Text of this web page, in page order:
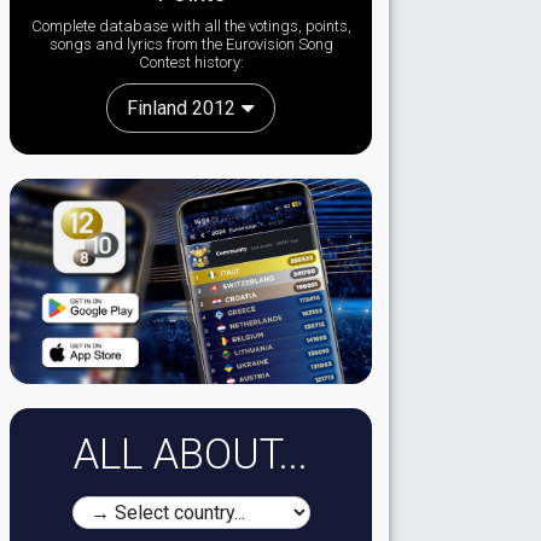
Complete database with all the votings, points,
songs and lyrics from the Eurovision Song
Contest history:
Finland 2012
ALL ABOUT...